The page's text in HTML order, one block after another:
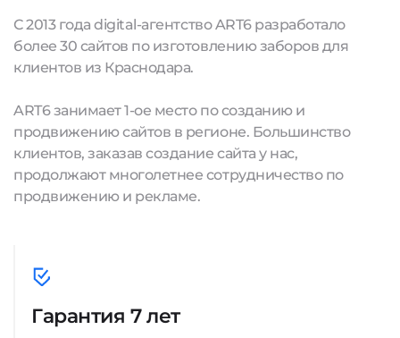
С 2013 года digital-агентство ART6 разработало
более 30 сайтов по изготовлению заборов для
клиентов из Краснодара.
ART6 занимает 1-ое место по созданию и
продвижению сайтов в регионе. Большинство
клиентов, заказав создание сайта у нас,
продолжают многолетнее сотрудничество по
продвижению и рекламе.
Гарантия 7 лет